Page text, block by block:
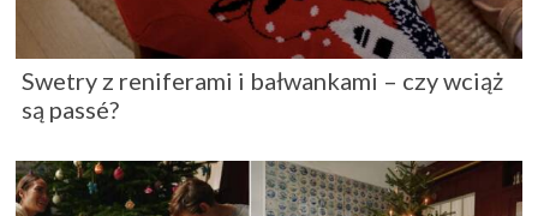
Swetry z reniferami i bałwankami – czy wciąż
są passé?